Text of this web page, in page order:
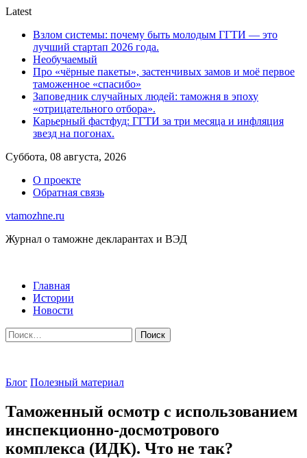
Skip
content
Latest
Взлом системы: почему быть молодым ГГТИ — это
лучший стартап 2026 года.
Необучаемый
Про «чёрные пакеты», застенчивых замов и моё первое
таможенное «спасибо»
Заповедник случайных людей: таможня в эпоху
«отрицательного отбора».
Карьерный фастфуд: ГГТИ за три месяца и инфляция
звезд на погонах.
Суббота, 08 августа, 2026
О проекте
Обратная связь
vtamozhne.ru
Журнал о таможне декларантах и ВЭД
Главная
Истории
Новости
Найти:
Блог Полезный материал
Таможенный осмотр с использованием
инспекционно-досмотрового
комплекса (ИДК). Что не так?